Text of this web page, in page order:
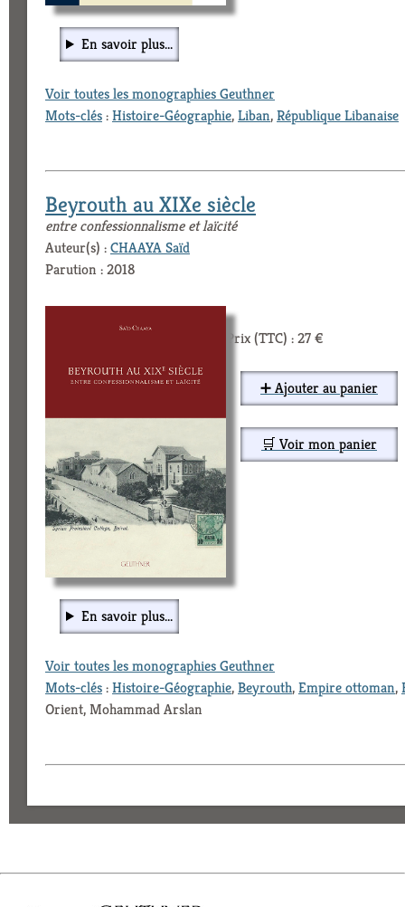
En savoir plus...
Voir toutes les monographies Geuthner
Mots-clés:Histoire-Géographie,Liban,République Libanaise
Beyrouth au XIXe siècle
entre confessionnalisme et laïcité
Auteur(s) :CHAAYA Saïd
Parution : 2018
Prix (TTC) : 27 €
➕ Ajouter au panier
🛒 Voir mon panier
En savoir plus...
Voir toutes les monographies Geuthner
Mots-clés:Histoire-Géographie,Beyrouth,Empire ottoman,
Orient, Mohammad Arslan